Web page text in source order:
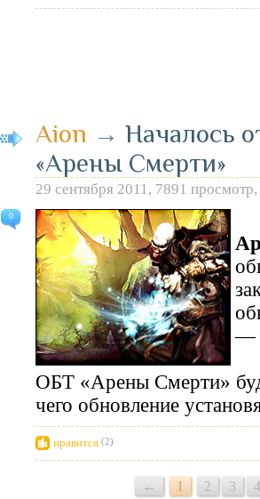
0
Aion → Началось
«Арены Смерти»
29 сентября 2011, 7891
—
ОБТ «Арены Смерти»
чего обновление
нравится (2)
← 1 2 3 4